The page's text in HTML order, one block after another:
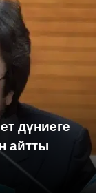
дүниеге
айтты